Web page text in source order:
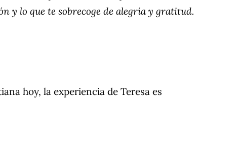
y lo que te sobrecoge de alegría y gratitud.
hoy, la experiencia de Teresa es